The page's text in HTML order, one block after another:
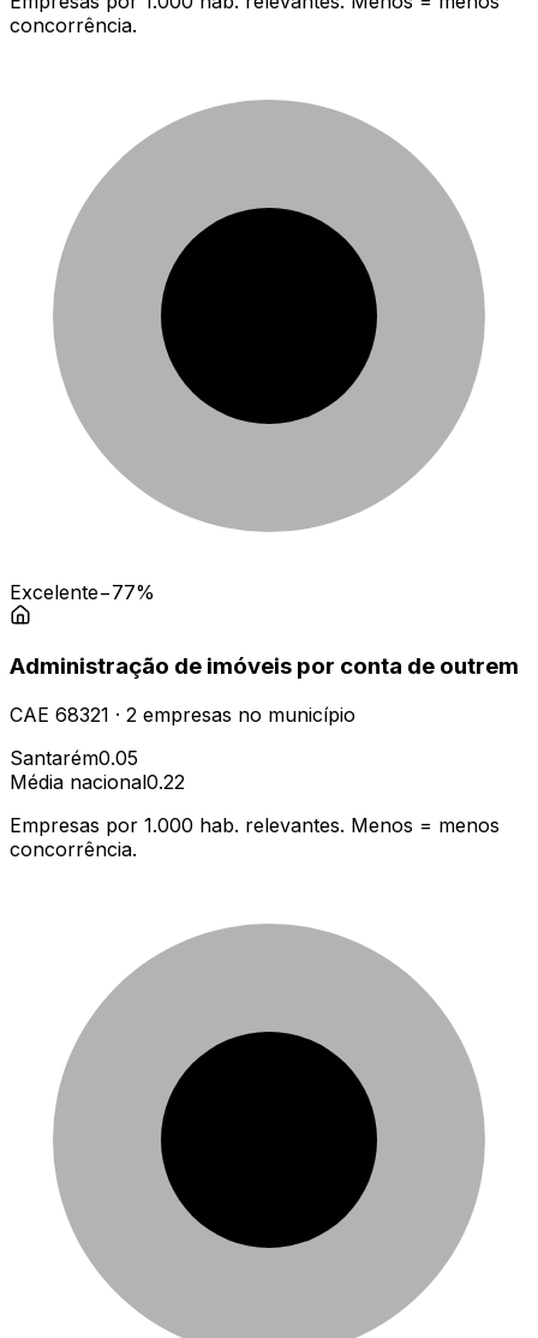
concorrência.
Excelente−77%
Administração de imóveis por conta de outrem
CAE 68321 · 2 empresas no município
Santarém0.05
Média nacional0.22
Empresas por 1.000 hab. relevantes. Menos = menos
concorrência.